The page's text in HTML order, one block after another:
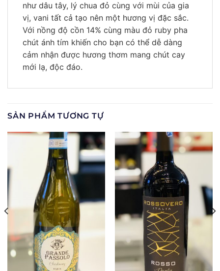
như dâu tây, lý chua đỏ cùng với mùi của gia
vị, vani tất cả tạo nên một hương vị đặc sắc.
Với nồng độ cồn 14% cùng màu đỏ ruby pha
chút ánh tím khiến cho bạn có thể dễ dàng
cảm nhận được hương thơm mang chút cay
mới lạ, độc đáo.
SẢN PHẨM TƯƠNG TỰ